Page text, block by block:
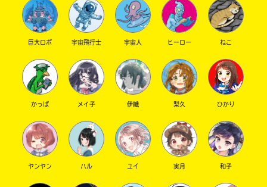
もっと知りたい
キミに
巨大ロボ 宇宙飛行士 宇宙人 ヒーロー ねこ
かっぱ メイ子 伊織 梨久 ひかり
ヤンヤン ハル ユイ 実月 和子